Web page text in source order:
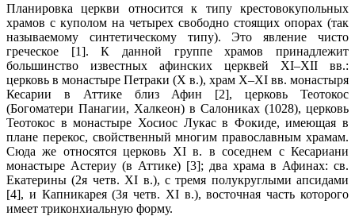
Планировка церкви относится к типу крестовокупольных
храмов с куполом на четырех свободно стоящих опорах (так
называемому синтетическому типу). Это явление чисто
греческое [1]. К данной группе храмов принадлежит
большинство известных афинских церквей XI–XII вв.:
церковь в монастыре Петраки (X в.), храм X–XI вв. монастыря
Кесарии в Аттике близ Афин [2], церковь Теотокос
(Богоматери Панагии, Халкеон) в Салониках (1028), церковь
Теотокос в монастыре Хосиос Лукас в Фокиде, имеющая в
плане перекос, свойственный многим православным храмам.
Сюда же относятся церковь XI в. в соседнем с Кесариани
монастыре Астериу (в Аттике) [3]; два храма в Афинах: св.
Екатерины (2я четв. XI в.), с тремя полукруглыми апсидами
[4], и Капникарея (3я четв. XI в.), восточная часть которого
имеет триконхиальную форму.